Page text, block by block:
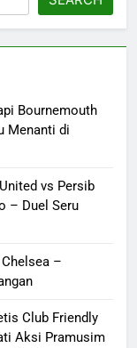
Bournemouth
Menanti di
vs Persib
– Duel Seru
–
Club Friendly
Aksi Pramusim